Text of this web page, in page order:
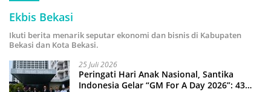
Ekbis Bekasi
Ikuti berita menarik seputar ekonomi dan bisnis di Kabupaten
Bekasi dan Kota Bekasi.
25 Juli 2026
Peringati Hari Anak Nasional, Santika
Indonesia Gelar “GM For A Day 2026”: 43